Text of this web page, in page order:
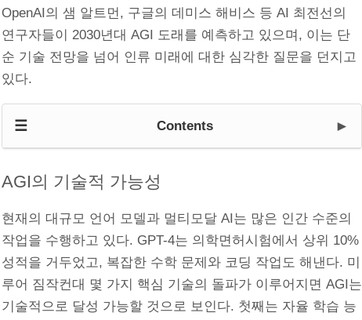
OpenAI의 샘 알트먼, 구글의 데미스 해비스 등 AI 최전선의
연구자들이 2030년대 AGI 도래를 예측하고 있으며, 이는 단
순 기술 전망을 넘어 인류 미래에 대한 심각한 질문을 던지고
있다.
☰ Contents ►
AGI의 기술적 가능성
현재의 대규모 언어 모델과 멀티모달 AI는 많은 인간 수준의
작업을 수행하고 있다. GPT-4는 의학면허시험에서 상위 10%
성적을 거두었고, 복잡한 수학 문제와 코딩 작업도 해낸다. 미
루어 짐작컨대 몇 가지 핵심 기술의 돌파가 이루어지면 AGI는
기술적으로 달성 가능할 것으로 보인다. 첫째는 자율 학습 능